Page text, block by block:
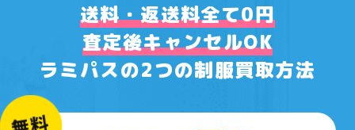
送料・返送料全て0円
査定後キャンセルOK
ラミパスの2つの制服買取方法